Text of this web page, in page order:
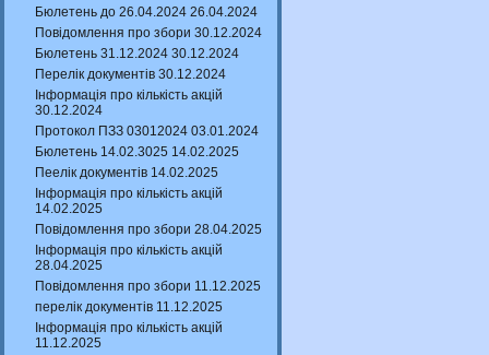
Бюлетень до 26.04.2024 26.04.2024
Повідомлення про збори 30.12.2024
Бюлетень 31.12.2024 30.12.2024
Перелік документів 30.12.2024
Інформація про кількість акцій
30.12.2024
Протокол ПЗЗ 03012024 03.01.2024
Бюлетень 14.02.3025 14.02.2025
Пеелік документів 14.02.2025
Інформація про кількість акцій
14.02.2025
Повідомлення про збори 28.04.2025
Інформація про кількість акцій
28.04.2025
Повідомлення про збори 11.12.2025
перелік документів 11.12.2025
Інформація про кількість акцій
11.12.2025